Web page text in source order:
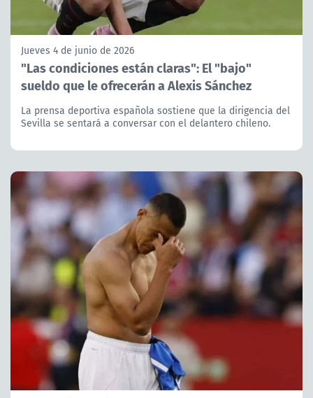
Jueves 4 de junio de 2026
"Las condiciones están claras": El "bajo"
sueldo que le ofrecerán a Alexis Sánchez
La prensa deportiva española sostiene que la dirigencia del
Sevilla se sentará a conversar con el delantero chileno.